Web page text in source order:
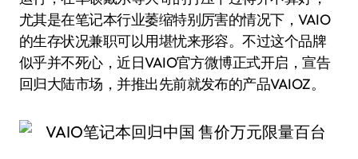
尤其是在笔记本行业萎缩特别厉害的情况下，VAIO
的生存状况兼职可以用堪忧来形容。不过这个品牌
似乎并不死心，近日VAIO官方微博正式开启，宣告
回归大陆市场，并推出先前就发布的产品VAIOZ。